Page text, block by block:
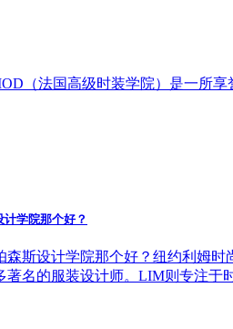
（法国高级时装学院）是一所
学院那个好？
斯设计学院那个好？纽约利姆时
著名的服装设计师。LIM则专注于